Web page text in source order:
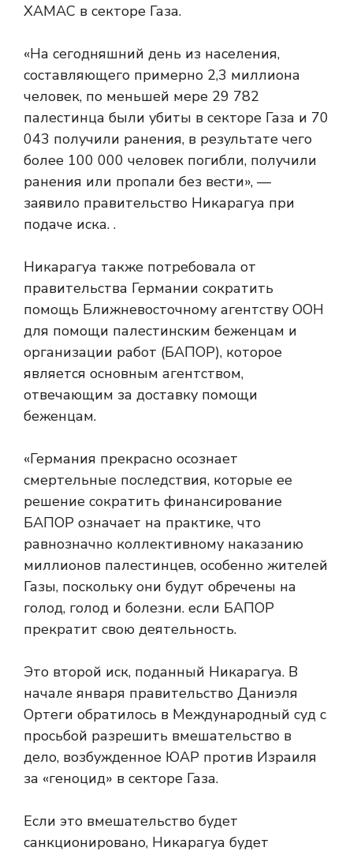
ХАМАС в секторе Газа.
«На сегодняшний день из населения,
составляющего примерно 2,3 миллиона
человек, по меньшей мере 29 782
палестинца были убиты в секторе Газа и 70
043 получили ранения, в результате чего
более 100 000 человек погибли, получили
ранения или пропали без вести», —
заявило правительство Никарагуа при
подаче иска. .
Никарагуа также потребовала от
правительства Германии сократить
помощь Ближневосточному агентству ООН
для помощи палестинским беженцам и
организации работ (БАПОР), которое
является основным агентством,
отвечающим за доставку помощи
беженцам.
«Германия прекрасно осознает
смертельные последствия, которые ее
решение сократить финансирование
БАПОР означает на практике, что
равнозначно коллективному наказанию
миллионов палестинцев, особенно жителей
Газы, поскольку они будут обречены на
голод, голод и болезни. если БАПОР
прекратит свою деятельность.
Это второй иск, поданный Никарагуа. В
начале января правительство Даниэля
Ортеги обратилось в Международный суд с
просьбой разрешить вмешательство в
дело, возбужденное ЮАР против Израиля
за «геноцид» в секторе Газа.
Если это вмешательство будет
санкционировано, Никарагуа будет